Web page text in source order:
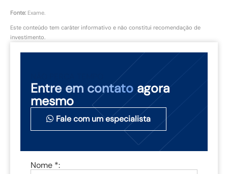
Fonte: Exame.
Este conteúdo tem caráter informativo e não constitui recomendação de
investimento.
Entre em contato agora
mesmo
Fale com um especialista
Nome *: